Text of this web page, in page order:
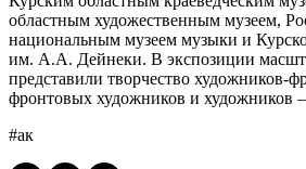
областным художественным музеем,
национальным музеем музыки и
им. А.А. Дейнеки. В экспозиции
представили творчество художников-
фронтовых художников и художников
#ак